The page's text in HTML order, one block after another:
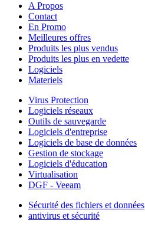
A Propos
Contact
En Promo
Meilleures offres
Produits les plus vendus
Produits les plus en vedette
Logiciels
Materiels
Virus Protection
Logiciels réseaux
Outils de sauvegarde
Logiciels d'entreprise
Logiciels de base de données
Gestion de stockage
Logiciels d'éducation
Virtualisation
DGF - Veeam
Sécurité des fichiers et données
antivirus et sécurité